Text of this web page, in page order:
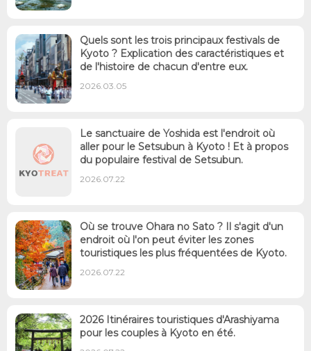
Quels sont les trois principaux festivals de
Kyoto ? Explication des caractéristiques et
de l'histoire de chacun d'entre eux.
2026.03.05
Le sanctuaire de Yoshida est l'endroit où
aller pour le Setsubun à Kyoto ! Et à propos
du populaire festival de Setsubun.
2026.07.22
Où se trouve Ohara no Sato ? Il s'agit d'un
endroit où l'on peut éviter les zones
touristiques les plus fréquentées de Kyoto.
2026.07.22
2026 Itinéraires touristiques d'Arashiyama
pour les couples à Kyoto en été.